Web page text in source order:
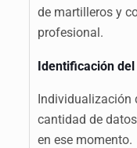
de martilleros y
profesional.
Identificación
Individualización
cantidad de
en ese momento.